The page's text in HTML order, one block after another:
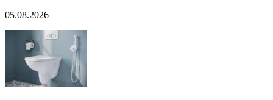
05.08.2026